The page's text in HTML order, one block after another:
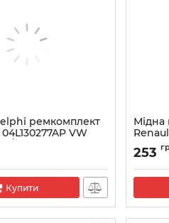
ремкомплект
VW
T6, MULTIVAN,
835
Купити
Мідна
9001-
Артикул:
253